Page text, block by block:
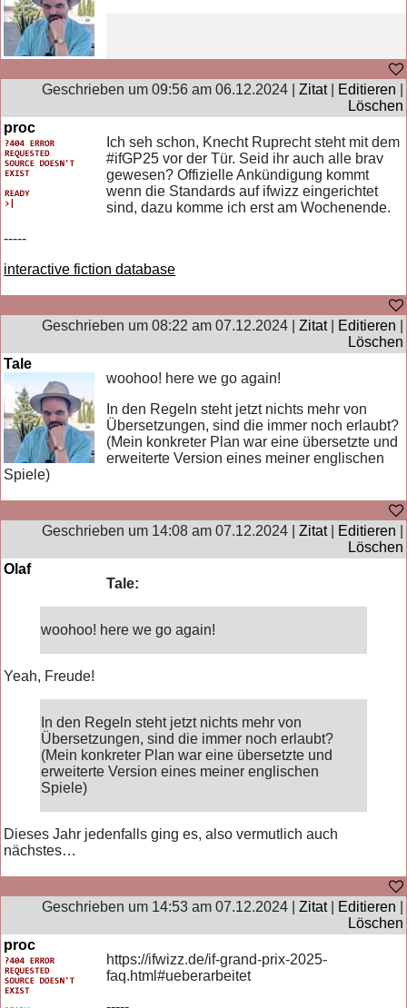
Geschrieben um 09:56 am 06.12.2024 | Zitat| Editieren
Löschen
proc
Ich seh schon, Knecht Ruprecht steht mit dem
#ifGP25 vor der Tür. Seid ihr auch alle brav
gewesen? Offizielle Ankündigung kommt
wenn die Standards auf ifwizz eingerichtet
sind, dazu komme ich erst am Wochenende.
-----
interactive fiction database
Geschrieben um 08:22 am 07.12.2024 | Zitat| Editieren
Löschen
Tale
woohoo! here we go again!
In den Regeln steht jetzt nichts mehr von
Übersetzungen, sind die immer noch erlaubt?
(Mein konkreter Plan war eine übersetzte und
erweiterte Version eines meiner englischen
Spiele)
Geschrieben um 14:08 am 07.12.2024 | Zitat| Editieren
Löschen
Olaf
Tale:
woohoo! here we go again!
Yeah, Freude!
In den Regeln steht jetzt nichts mehr von
Übersetzungen, sind die immer noch erlaubt?
(Mein konkreter Plan war eine übersetzte und
erweiterte Version eines meiner englischen
Spiele)
Dieses Jahr jedenfalls ging es, also vermutlich auch
nächstes…
Geschrieben um 14:53 am 07.12.2024 | Zitat| Editieren
Löschen
proc
https://ifwizz.de/if-grand-prix-2025-
faq.html#ueberarbeitet